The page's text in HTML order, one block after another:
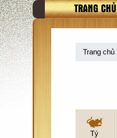
TRANG CHỦ
Trang chủ
Tý